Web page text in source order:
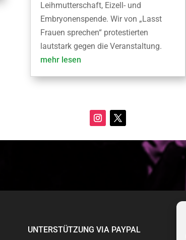
Leihmutterschaft, Eizell- und
Embryonenspende. Wir von „Lasst
Frauen sprechen“ protestierten
lautstark gegen die Veranstaltung.
mehr lesen
UNTERSTÜTZUNG VIA PAYPAL